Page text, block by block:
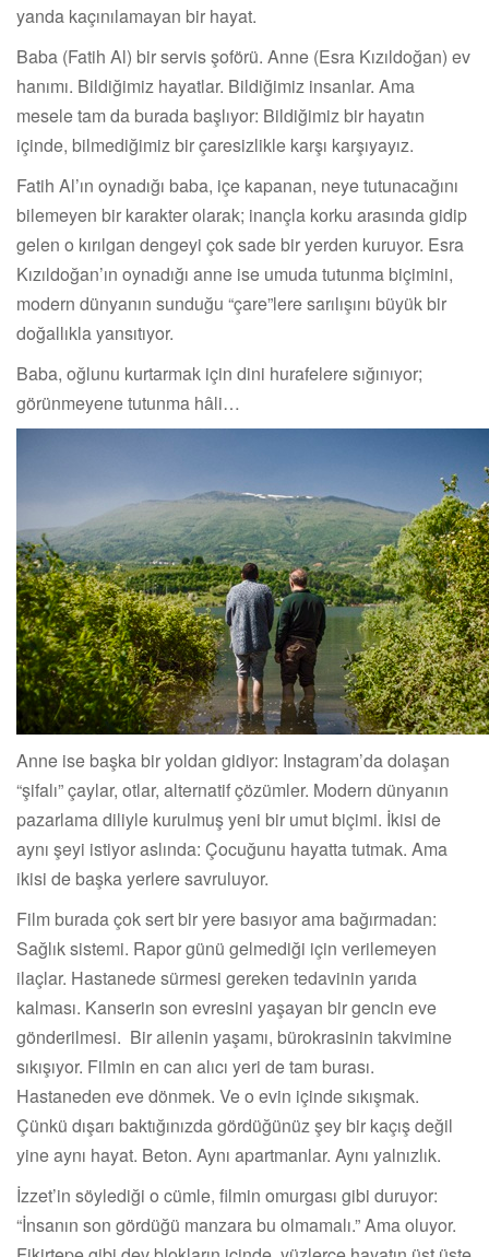
yanda kaçınılamayan bir hayat.
Baba (Fatih Al) bir servis şoförü. Anne (Esra Kızıldoğan) ev
hanımı. Bildiğimiz hayatlar. Bildiğimiz insanlar. Ama
mesele tam da burada başlıyor: Bildiğimiz bir hayatın
içinde, bilmediğimiz bir çaresizlikle karşı karşıyayız.
Fatih Al’ın oynadığı baba, içe kapanan, neye tutunacağını
bilemeyen bir karakter olarak; inançla korku arasında gidip
gelen o kırılgan dengeyi çok sade bir yerden kuruyor. Esra
Kızıldoğan’ın oynadığı anne ise umuda tutunma biçimini,
modern dünyanın sunduğu “çare”lere sarılışını büyük bir
doğallıkla yansıtıyor.
Baba, oğlunu kurtarmak için dini hurafelere sığınıyor;
görünmeyene tutunma hâli…
Anne ise başka bir yoldan gidiyor: Instagram’da dolaşan
“şifalı” çaylar, otlar, alternatif çözümler. Modern dünyanın
pazarlama diliyle kurulmuş yeni bir umut biçimi. İkisi de
aynı şeyi istiyor aslında: Çocuğunu hayatta tutmak. Ama
ikisi de başka yerlere savruluyor.
Film burada çok sert bir yere basıyor ama bağırmadan:
Sağlık sistemi. Rapor günü gelmediği için verilemeyen
ilaçlar. Hastanede sürmesi gereken tedavinin yarıda
kalması. Kanserin son evresini yaşayan bir gencin eve
gönderilmesi. Bir ailenin yaşamı, bürokrasinin takvimine
sıkışıyor. Filmin en can alıcı yeri de tam burası.
Hastaneden eve dönmek. Ve o evin içinde sıkışmak.
Çünkü dışarı baktığınızda gördüğünüz şey bir kaçış değil
yine aynı hayat. Beton. Aynı apartmanlar. Aynı yalnızlık.
İzzet’in söylediği o cümle, filmin omurgası gibi duruyor:
“İnsanın son gördüğü manzara bu olmamalı.” Ama oluyor.